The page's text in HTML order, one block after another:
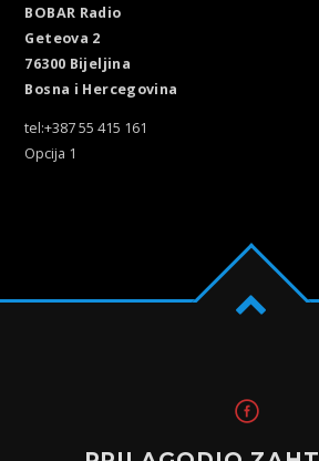
BOBAR Radio
Geteova 2
76300 Bijeljina
Bosna i Hercegovina
tel:+387 55 415 161
Opcija 1